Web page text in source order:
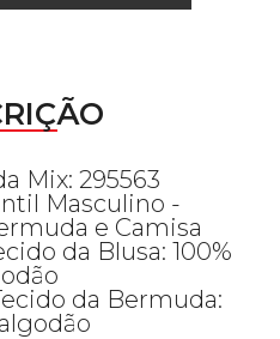
Mix: 295563
Masculino -
e Camisa
da Blusa: 100%
da Bermuda: